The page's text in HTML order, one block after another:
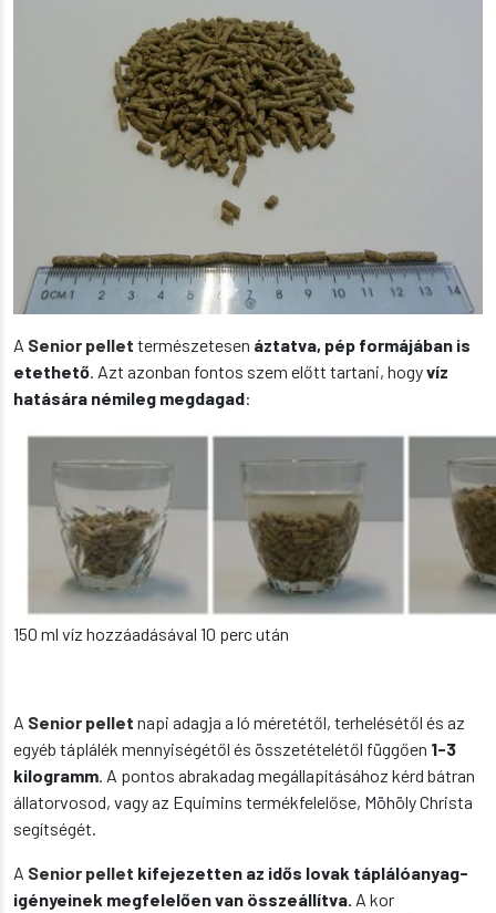
A Senior pellet természetesen áztatva, pép formájában is
etethető . Azt azonban fontos szem előtt tartani, hogyvíz
hatására némileg megdagad:
150 ml víz hozzáadásával 10 perc után
A Senior pellet napi adagja a ló méretétől, terhelésétől és az
egyéb táplálék mennyiségétől és összetételétől függően 1-3
kilogramm. A pontos abrakadag megállapításához kérd bátran
állatorvosod, vagy az Equimins termékfelelőse, Möhöly Christa
segítségét.
A Senior pellet kifejezetten az idős lovak táplálóanyag-
igényeinek megfelelően van összeállítva. A kor